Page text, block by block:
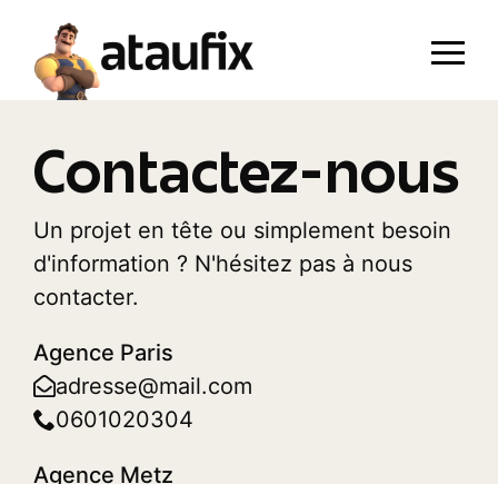
Contactez-nous
Un projet en tête ou simplement besoin
d'information ? N'hésitez pas à nous
contacter.
Agence Paris
adresse@mail.com
0601020304
Agence Metz